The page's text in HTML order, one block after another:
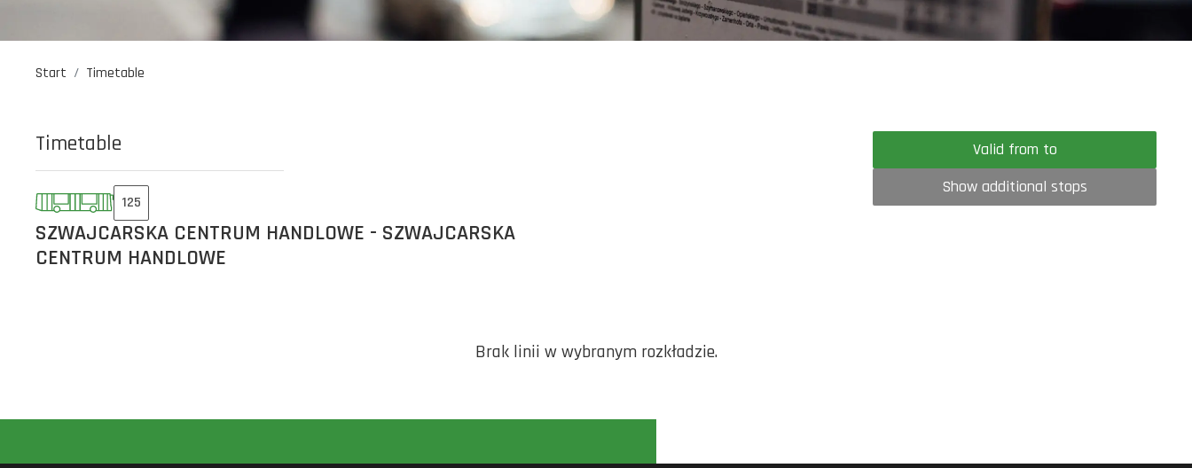
Start Timetable
Timetable
125
SZWAJCARSKA CENTRUM HANDLOWE - SZWAJCARSKA
CENTRUM HANDLOWE
Valid from to
Show additional stops
Brak linii w wybranym rozkładzie.